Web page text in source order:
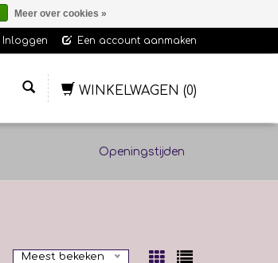
Inloggen Een account aanmaken
WINKELWAGEN (0)
Openingstijden
Meest bekeken
Meer over cookies »